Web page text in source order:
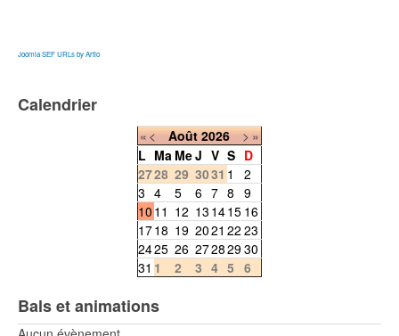
Joomla SEF URLs by Artio
Calendrier
«< Août 2026 >»
L Ma MeJ V S D
2728 29 3031 1
2
3 4 5 6 7 8 9
10 11 12 13 1415 16
1718 19 2021 22 23
2425 26 27282930
31 1 2 3 4 5 6
Bals et animations